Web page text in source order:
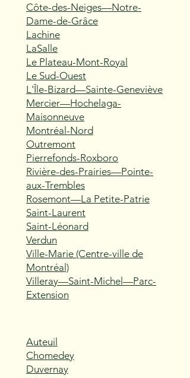
Côte-des-Neiges—Notre-
Dame-de-Grâce
Lachine
LaSalle
Le Plateau-Mont-Royal
Le Sud-Ouest
L'Île-Bizard—Sainte-Geneviève
Mercier—Hochelaga-
Maisonneuve
Montréal-Nord
Outremont
Pierrefonds-Roxboro
Rivière-des-Prairies—Pointe-
aux-Trembles
Rosemont—La Petite-Patrie
Saint-Laurent
Saint-Léonard
Verdun
Ville-Marie (Centre-ville de
Montréal)
Villeray—Saint-Michel—Parc-
Extension
Auteuil
Chomedey
Duvernay